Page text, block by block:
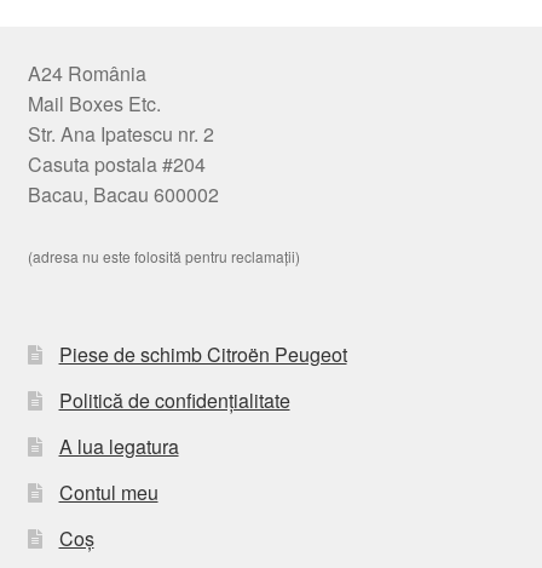
A24 România
Mail Boxes Etc.
Str. Ana Ipatescu nr. 2
Casuta postala #204
Bacau, Bacau 600002
(adresa nu este folosită pentru reclamații)
Piese de schimb Citroën Peugeot
Politică de confidențialitate
A lua legatura
Contul meu
Coș